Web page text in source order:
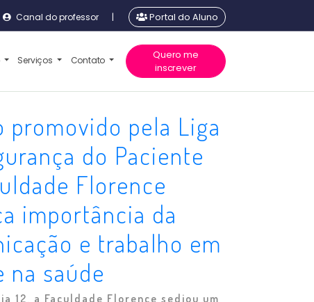
Canal do professor | Portal do Aluno
Serviços Contato
Quero me
inscrever
promovido pela Liga
do Paciente
Florence
importância da
e trabalho em
na saúde
12, a Faculdade Florence sediou um